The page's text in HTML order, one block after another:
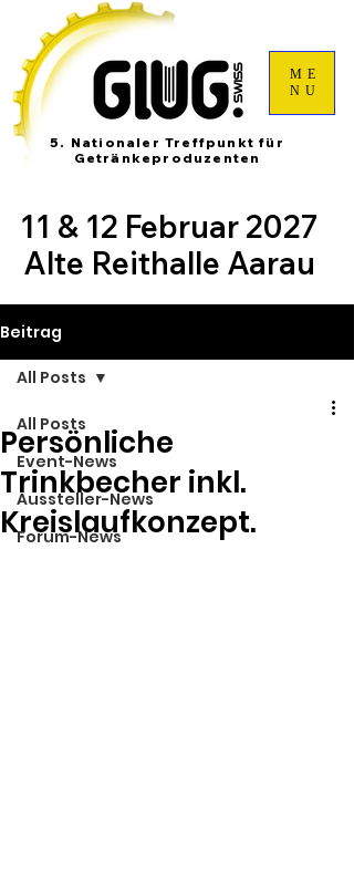
ME
NU
11 & 12 Februar 2027
Alte Reithalle Aarau
5. Nationaler Treffpunkt für
Getränkeproduzenten
Beitrag
All Posts
Event-News
Aussteller-News
Forum-News
All Posts
Persönliche
Trinkbecher inkl.
Kreislaufkonzept.